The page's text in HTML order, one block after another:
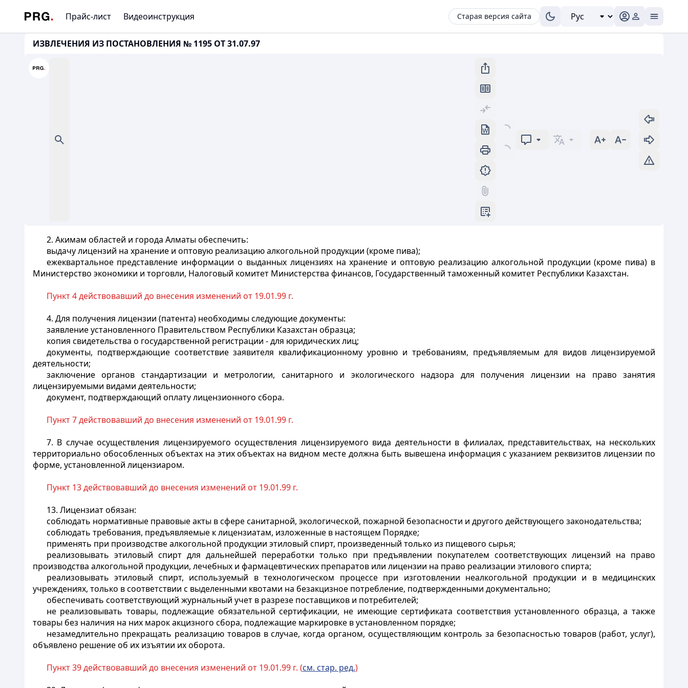
Прайс-лист Видеоинструкция Старая версия сайта
ИЗВЛЕЧЕНИЯ ИЗ ПОСТАНОВЛЕНИЯ № 1195 ОТ 31.07.97
2. Акимам областей и города Алматы обеспечить:
выдачу лицензий на хранение и оптовую реализацию алкогольной продукции (кроме пива);
ежеквартальное представление информации о выданных лицензиях на хранение и оптовую реализацию алкогольной продукции (кроме пива) в
Министерство экономики и торговли, Налоговый комитет Министерства финансов, Государственный таможенный комитет Республики Казахстан.
Пункт 4 действовавший до внесения изменений от 19.01.99 г.
4. Для получения лицензии (патента) необходимы следующие документы:
заявление установленного Правительством Республики Казахстан образца;
копия свидетельства о государственной регистрации - для юридических лиц;
документы, подтверждающие соответствие заявителя квалификационному уровню и требованиям, предъявляемым для видов лицензируемой
деятельности;
заключение органов стандартизации и метрологии, санитарного и экологического надзора для получения лицензии на право занятия
лицензируемыми видами деятельности;
документ, подтверждающий оплату лицензионного сбора.
Пункт 7 действовавший до внесения изменений от 19.01.99 г.
7. В случае осуществления лицензируемого осуществления лицензируемого вида деятельности в филиалах, представительствах, на нескольких
территориально обособленных объектах на этих объектах на видном месте должна быть вывешена информация с указанием реквизитов лицензии по
форме, установленной лицензиаром.
Пункт 13 действовавший до внесения изменений от 19.01.99 г.
13. Лицензиат обязан:
соблюдать нормативные правовые акты в сфере санитарной, экологической, пожарной безопасности и другого действующего законодательства;
соблюдать требования, предъявляемые к лицензиатам, изложенные в настоящем Порядке;
применять при производстве алкогольной продукции этиловый спирт, произведенный только из пищевого сырья;
реализовывать этиловый спирт для дальнейшей переработки только при предъявлении покупателем соответствующих лицензий на право
производства алкогольной продукции, лечебных и фармацевтических препаратов или лицензии на право реализации этилового спирта;
реализовывать этиловый спирт, используемый в технологическом процессе при изготовлении неалкогольной продукции и в медицинских
учреждениях, только в соответствии с выделенными квотами на безакцизное потребление, подтвержденными документально;
обеспечивать соответствующий журнальный учет в разрезе поставщиков и потребителей;
не реализовывать товары, подлежащие обязательной сертификации, не имеющие сертификата соответствия установленного образца, а также
товары без наличия на них марок акцизного сбора, подлежащие маркировке в установленном порядке;
незамедлительно прекращать реализацию товаров в случае, когда органом, осуществляющим контроль за безопасностью товаров (работ, услуг),
объявлено решение об их изъятии их оборота.
Пункт 39 действовавший до внесения изменений от 19.01.99 г. (см. стар. ред.)